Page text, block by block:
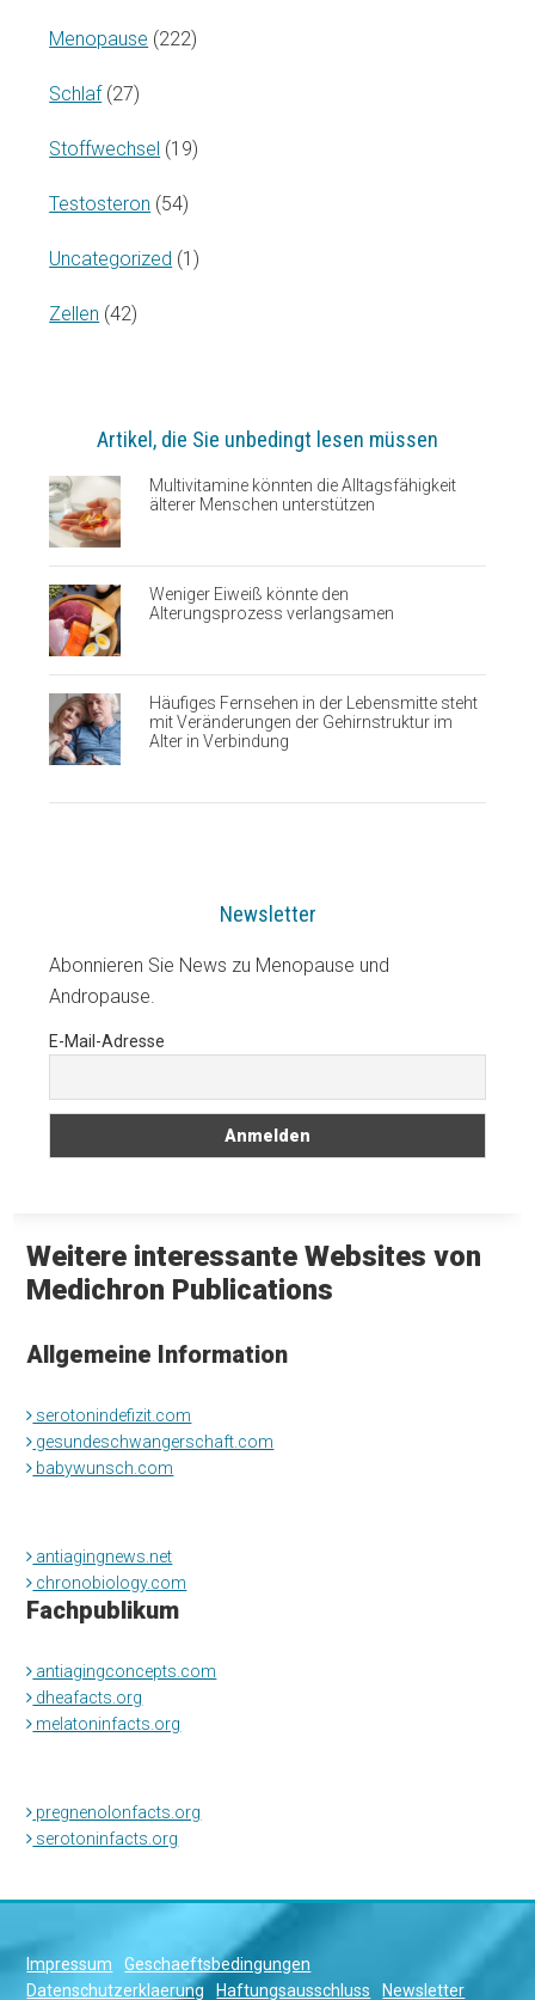
Menopause (222)
Schlaf (27)
Stoffwechsel (19)
Testosteron (54)
Uncategorized (1)
Zellen (42)
Artikel, die Sie unbedingt lesen müssen
Multivitamine könnten die Alltagsfähigkeit
älterer Menschen unterstützen
Weniger Eiweiß könnte den
Alterungsprozess verlangsamen
Häufiges Fernsehen in der Lebensmitte steht
mit Veränderungen der Gehirnstruktur im
Alter in Verbindung
Newsletter
Abonnieren Sie News zu Menopause und
Andropause.
E-Mail-Adresse
Weitere interessante Websites von
Medichron Publications
Allgemeine Information
serotonindefizit.com
gesundeschwangerschaft.com
babywunsch.com
antiagingnews.net
chronobiology.com
Fachpublikum
antiagingconcepts.com
dheafacts.org
melatoninfacts.org
pregnenolonfacts.org
serotoninfacts.org
Impressum
Geschaeftsbedingungen
Datenschutzerklaerung
Haftungsausschluss Newsletter